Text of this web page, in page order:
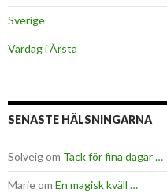
Sverige
Vardag i Årsta
SENASTE HÄLSNINGARNA
Solveigom Tack för fina dagar …
Marieom En magisk kväll …